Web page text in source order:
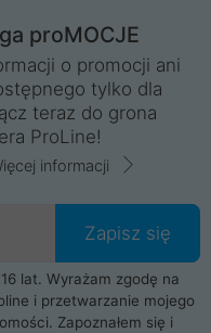
proMOCJE
o promocji ani
tylko dla
teraz do grona
ProLine!
informacji
Zapisz się
lat. Wyrażam zgodę na
i przetwarzanie mojego
Zapoznałem się i